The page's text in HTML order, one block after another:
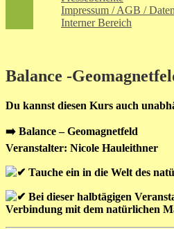
Impressum / AGB /
Interner Bereich
Balance -
Du kannst diesen Kurs auch
➡️ Balance – Geomagnetfeld
Veranstalter: Nicole Hauleithner
Tauche ein in die Welt des
Bei dieser halbtägigen
Verbindung mit dem natürlichen